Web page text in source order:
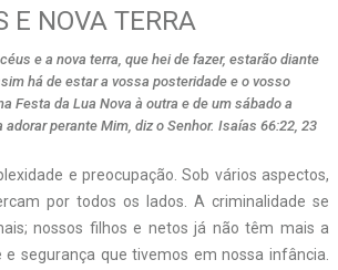
E NOVA TERRA
e a nova terra, que hei de fazer, estarão diante
há de estar a vossa posteridade e o vosso
Festa da Lua Nova à outra e de um sábado a
adorar perante Mim, diz o Senhor. Isaías 66:22, 23
e preocupação. Sob vários aspectos,
por todos os lados. A criminalidade se
nossos filhos e netos já não têm mais a
segurança que tivemos em nossa infância.